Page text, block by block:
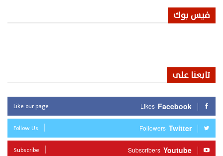
فيس بوك
تابعنا على
Facebook
Likes
Like our page
Twitter
Followers
Follow Us
Youtube
Subscribers
Subscribe